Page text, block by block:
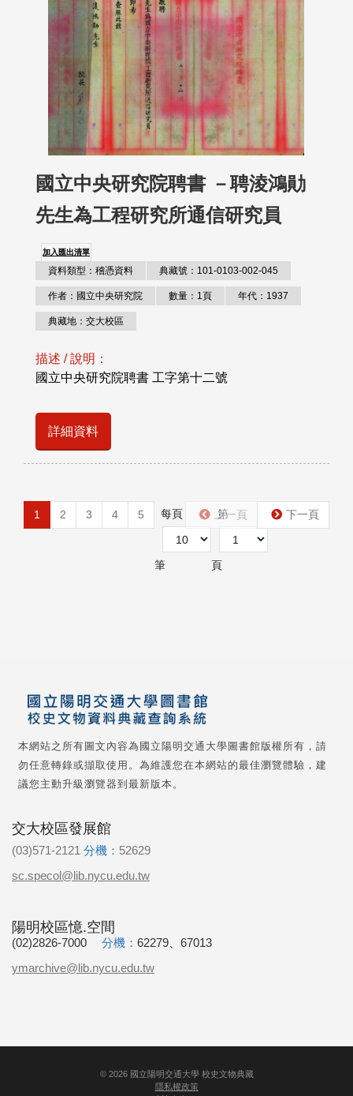
國立中央研究院聘書 －聘淩鴻勛
先生為工程研究所通信研究員
加入匯出清單
資料類型：稽憑資料 典藏號：101-0103-002-045
作者：國立中央研究院 數量：1頁 年代：1937
典藏地：交大校區
描述 / 說明：
國立中央研究院聘書 工字第十二號
詳細資料
1 2 3 4 5 每頁
筆
第
頁
上一頁 下一頁
本網站之所有圖文內容為國立陽明交通大學圖書館版權所有，請
勿任意轉錄或擷取使用。為維護您在本網站的最佳瀏覽體驗，建
議您主動升級瀏覽器到最新版本。
交大校區發展館
(03)571-2121 分機： 52629
sc.specol@lib.nycu.edu.tw
陽明校區憶.空間
(02)2826-7000 分機： 62279、67013
ymarchive@lib.nycu.edu.tw
© 2026國立陽明交通大學 校史文物典藏
隱私權政策